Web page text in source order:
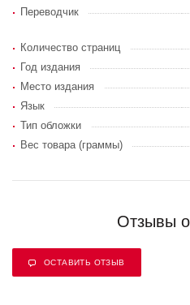
Переводчик
Количество страниц
Год издания
Место издания
Язык
Тип обложки
Вес товара (граммы)
Отзывы
ОСТАВИТЬ ОТЗЫВ